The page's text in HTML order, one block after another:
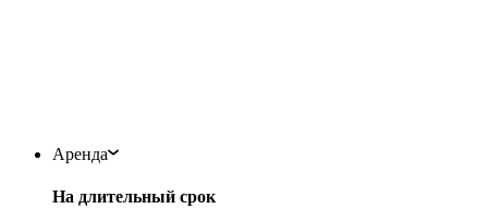
Аренда
На длительный срок